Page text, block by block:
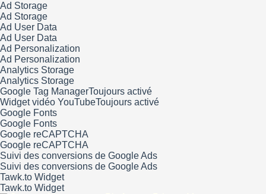
Ad Storage
Ad Storage
Ad User Data
Ad User Data
Ad Personalization
Ad Personalization
Analytics Storage
Analytics Storage
Google Tag ManagerToujours activé
Widget vidéo YouTubeToujours activé
Google Fonts
Google Fonts
Google reCAPTCHA
Google reCAPTCHA
Suivi des conversions de Google Ads
Suivi des conversions de Google Ads
Tawk.to Widget
Tawk.to Widget